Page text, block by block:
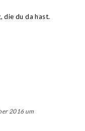
die du da hast.
2016 um